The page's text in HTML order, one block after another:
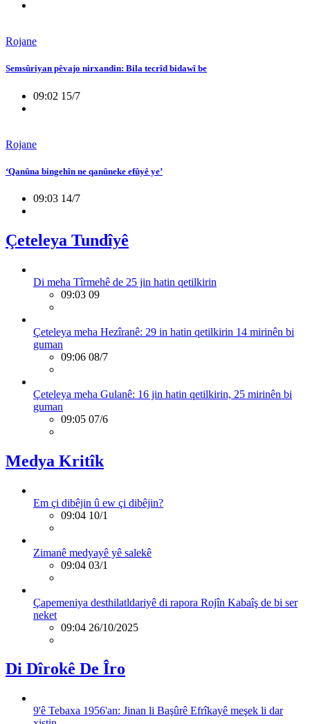
Rojane
Semsûriyan pêvajo nirxandin: Bila tecrîd bidawî be
09:02 15/7
Rojane
‘Qanûna bingehîn ne qanûneke efûyê ye’
09:03 14/7
Çeteleya Tundîyê
Di meha Tîrmehê de 25 jin hatin qetilkirin
09:03 09
Çeteleya meha Hezîranê: 29 in hatin qetilkirin 14 mirinên bi
guman
09:06 08/7
Çeteleya meha Gulanê: 16 jin hatin qetilkirin, 25 mirinên bi
guman
09:05 07/6
Medya Kritîk
Em çi dibêjin û ew çi dibêjin?
09:04 10/1
Zimanê medyayê yê salekê
09:04 03/1
Çapemeniya desthilatldariyê di rapora Rojîn Kabaîş de bi ser
neket
09:04 26/10/2025
Di Dîrokê De Îro
9'ê Tebaxa 1956'an: Jinan li Başûrê Efrîkayê meşek li dar